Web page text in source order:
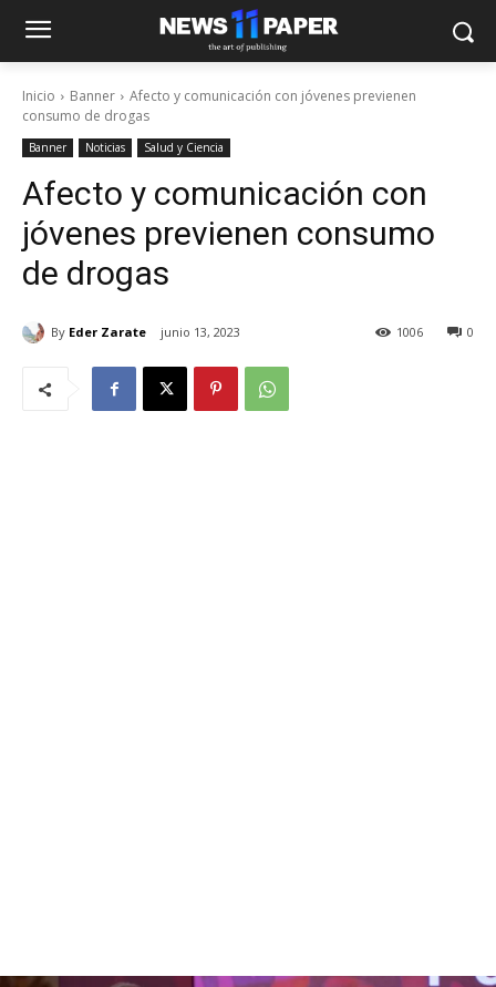
Inicio Banner
Afecto y comunicación con jóvenes previenen
consumo de drogas
Banner Noticias Salud y Ciencia
Afecto y comunicación con
jóvenes previenen consumo
de drogas
By Eder Zarate junio 13, 2023 0
1006